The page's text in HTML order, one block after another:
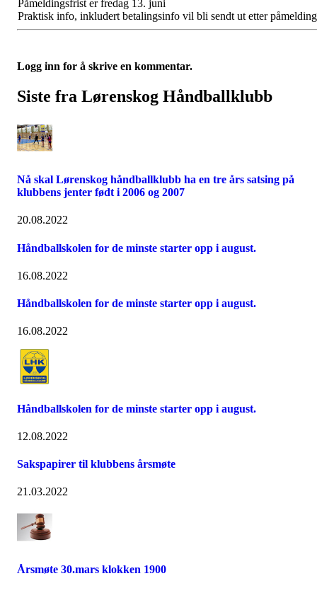
Påmeldingsfrist er fredag 13. juni
Praktisk info, inkludert betalingsinfo vil bli sendt ut etter
Logg inn for å skrive en kommentar.
Siste fra Lørenskog Håndballklubb
Nå skal Lørenskog håndballklubb ha en tre års satsing på
klubbens jenter født i 2006 og 2007
20.08.2022
Håndballskolen for de minste starter opp i august.
16.08.2022
Håndballskolen for de minste starter opp i august.
16.08.2022
Håndballskolen for de minste starter opp i august.
12.08.2022
Sakspapirer til klubbens årsmøte
21.03.2022
Årsmøte 30.mars klokken 1900